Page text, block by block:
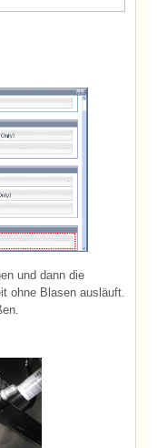
und dann die
ohne Blasen ausläuft.